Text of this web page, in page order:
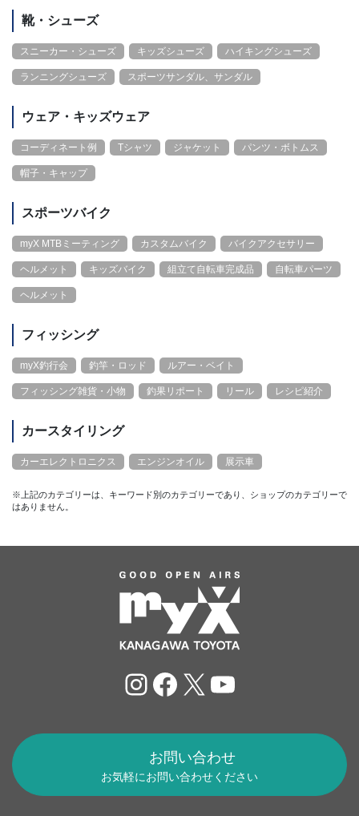
靴・シューズ
スニーカー・シューズ キッズシューズ ハイキングシューズ
ランニングシューズ スポーツサンダル、サンダル
ウェア・キッズウェア
コーディネート例 Tシャツ ジャケット パンツ・ボトムス
帽子・キャップ
スポーツバイク
myX MTBミーティング カスタムバイク バイクアクセサリー
ヘルメット キッズバイク 組立て自転車完成品 自転車パーツ
ヘルメット
フィッシング
myX釣行会 釣竿・ロッド ルアー・ベイト
フィッシング雑貨・小物 釣果リポート リール レシピ紹介
カースタイリング
カーエレクトロニクス エンジンオイル 展示車
※上記のカテゴリーは、キーワード別のカテゴリーであり、ショップのカテゴリーで
はありません。
Instagram
Facebook
X YouTube
お問い合わせ
お気軽にお問い合わせください